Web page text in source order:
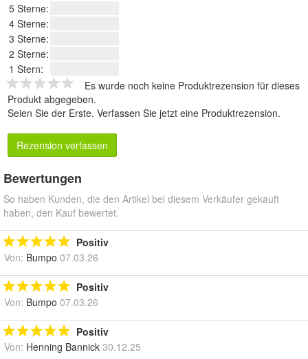
5 Sterne:
4 Sterne:
3 Sterne:
2 Sterne:
1 Stern:
Es wurde noch keine Produktrezension für dieses
Produkt abgegeben.
Seien Sie der Erste. Verfassen Sie jetzt eine Produktrezension.
Rezension verfassen
Bewertungen
So haben Kunden, die den Artikel bei diesem Verkäufer gekauft
haben, den Kauf bewertet.
Positiv
Von: Bumpo 07.03.26
Positiv
Von: Bumpo 07.03.26
Positiv
Von: Henning Bannick 30.12.25